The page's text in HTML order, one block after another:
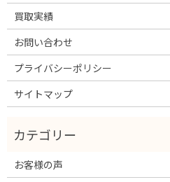
買取実績
お問い合わせ
プライバシーポリシー
サイトマップ
お客様の声